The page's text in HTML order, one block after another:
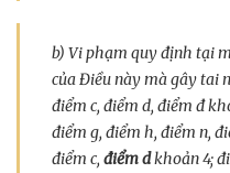
b) Vi phạm quy định tại
của Điều này mà gây tai
điểm c, điểm d, điểm đ
điểm g, điểm h, điểm n,
điểm c, điểm dkhoản 4;